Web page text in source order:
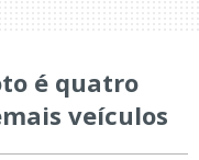
é quatro
veículos